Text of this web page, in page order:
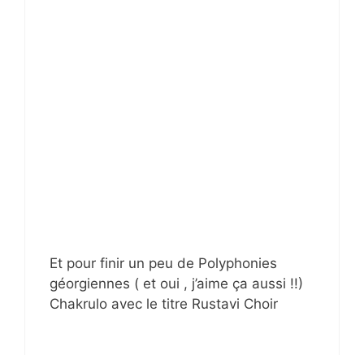
Et pour finir un peu de Polyphonies
géorgiennes ( et oui , j’aime ça aussi !!)
Chakrulo avec le titre Rustavi Choir